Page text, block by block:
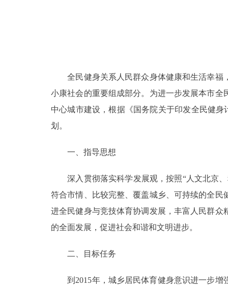
12345网上接诉即办
走进北京
北京概况
绿色北京
多语种
ENGLISH
全民健身关系人民群众身体健康和生活幸福
小康社会的重要组成部分。为进一步发展本市
中心城市建设，根据《国务院关于印发全民健
划。
一、指导思想
深入贯彻落实科学发展观，按照“人文北京、
符合市情、比较完整、覆盖城乡、可持续的全
进全民健身与竞技体育协调发展，丰富人民群
的全面发展，促进社会和谐和文明进步。
二、目标任务
到2015年，城乡居民体育健身意识进一步增